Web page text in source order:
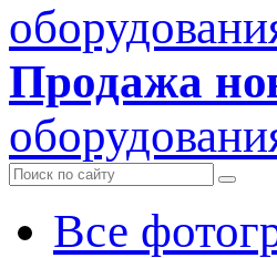
Продажа
Все